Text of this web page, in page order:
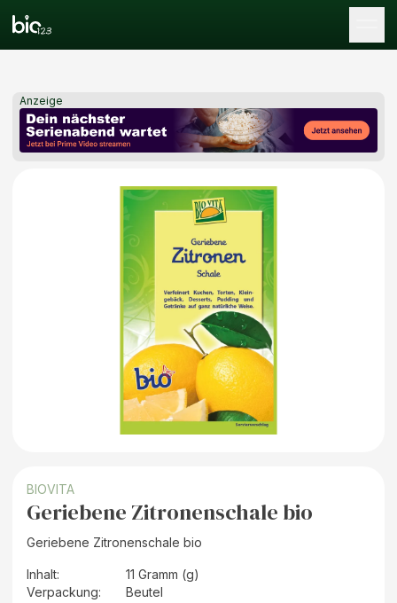
Anzeige
BIOVITA
Geriebene Zitronenschale bio
Geriebene Zitronenschale bio
Inhalt:
11 Gramm (g)
Verpackung:
Beutel